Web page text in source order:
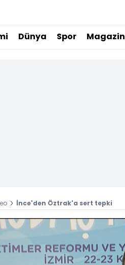
Dünya Spor Magazin
İnce'den Öztrak'a sert tepki